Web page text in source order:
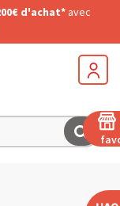
d'achat* avec